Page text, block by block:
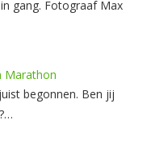
gang. Fotograaf Max
Marathon
begonnen. Ben jij